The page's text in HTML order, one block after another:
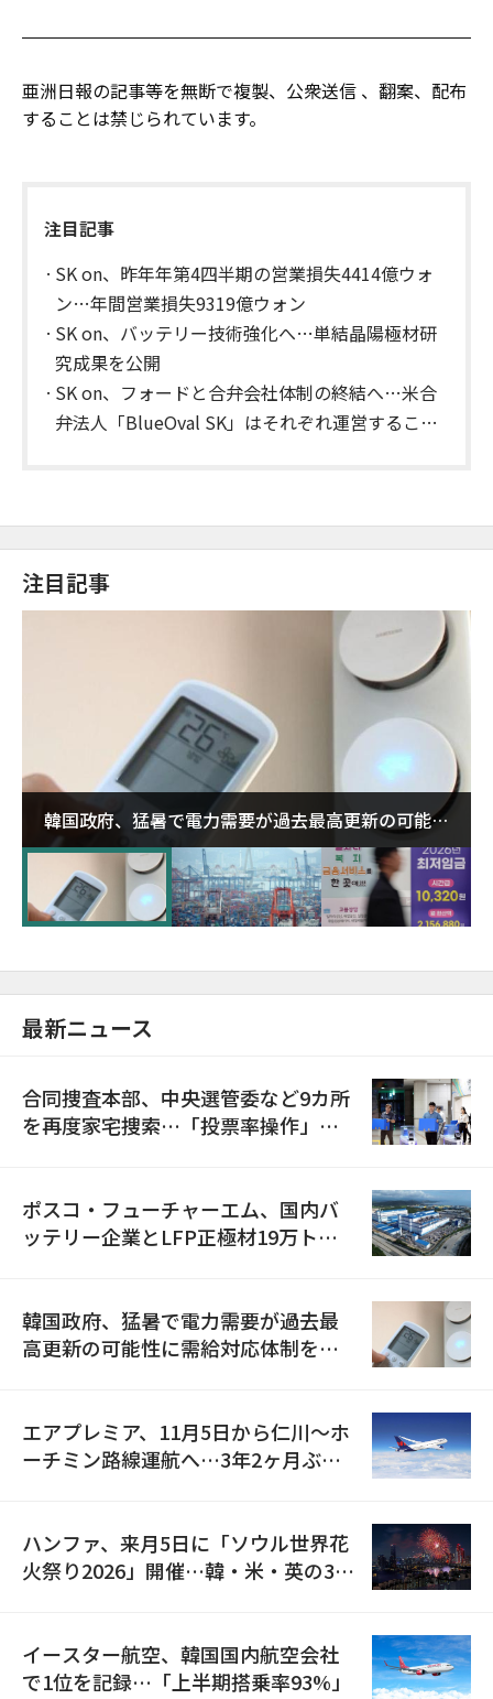
亜洲日報の記事等を無断で複製、公衆送信 、翻案、配布
することは禁じられています。
注目記事
SK on、昨年年第4四半期の営業損失4414億ウォ
ン…年間営業損失9319億ウォン
SK on、バッテリー技術強化へ…単結晶陽極材研
究成果を公開
SK on、フォードと合弁会社体制の終結へ…米合
弁法人「BlueOval SK」はそれぞれ運営すること
注目記事
韓国政府、猛暑で電力需要が過去最高更新の可能性
に需給対応体制を点検
最新ニュース
合同捜査本部、中央選管委など9カ所
を再度家宅捜索…「投票率操作」の
ポスコ・フューチャーエム、国内バ
ッテリー企業とLFP正極材19万トン
韓国政府、猛暑で電力需要が過去最
高更新の可能性に需給対応体制を点
エアプレミア、11月5日から仁川〜ホ
ーチミン路線運航へ…3年2ヶ月ぶり
ハンファ、来月5日に「ソウル世界花
火祭り2026」開催…韓・米・英の3カ
イースター航空、韓国国内航空会社
で1位を記録…「上半期搭乗率93%」